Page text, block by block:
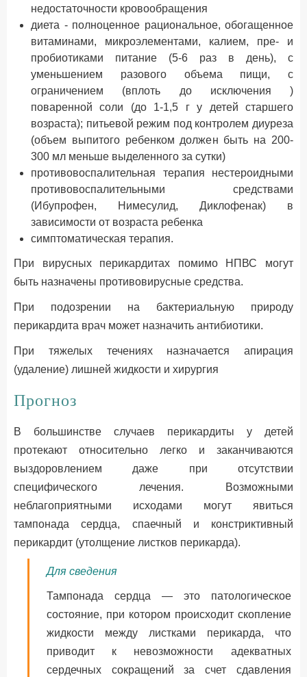
недостаточности кровообращения
диета - полноценное рациональное, обогащенное
витаминами, микроэлементами, калием, пре- и
пробиотиками питание (5-6 раз в день), с
уменьшением разового объема пищи, с
ограничением (вплоть до исключения )
поваренной соли (до 1-1,5 г у детей старшего
возраста); питьевой режим под контролем диуреза
(объем выпитого ребенком должен быть на 200-
300 мл меньше выделенного за сутки)
противовоспалительная терапия нестероидными
противовоспалительными средствами
(Ибупрофен, Нимесулид, Диклофенак) в
зависимости от возраста ребенка
симптоматическая терапия.
При вирусных перикардитах помимо НПВС могут
быть назначены противовирусные средства.
При подозрении на бактериальную природу
перикардита врач может назначить антибиотики.
При тяжелых течениях назначается апирация
(удаление) лишней жидкости и хирургия
Прогноз
В большинстве случаев перикардиты у детей
протекают относительно легко и заканчиваются
выздоровлением даже при отсутствии
специфического лечения. Возможными
неблагоприятными исходами могут явиться
тампонада сердца, спаечный и констриктивный
перикардит (утолщение листков перикарда).
Для сведения
Тампонада сердца — это патологическое
состояние, при котором происходит скопление
жидкости между листками перикарда, что
приводит к невозможности адекватных
сердечных сокращений за счет сдавления